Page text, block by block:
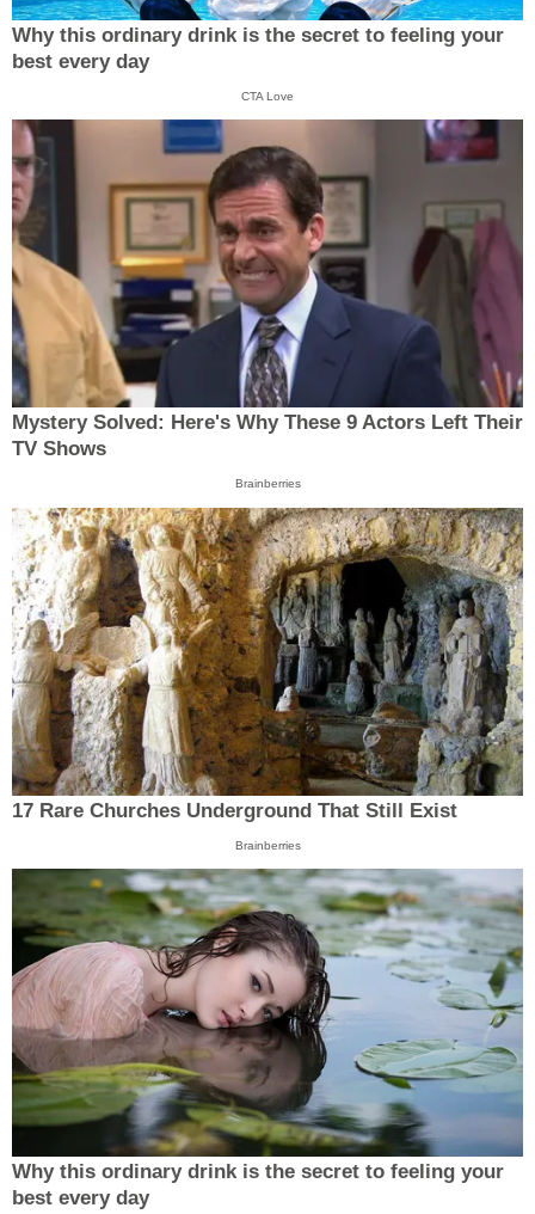
Why this ordinary drink is the secret to feeling your
best every day
CTA Love
Mystery Solved: Here's Why These 9 Actors Left Their
TV Shows
Brainberries
17 Rare Churches Underground That Still Exist
Brainberries
Why this ordinary drink is the secret to feeling your
best every day